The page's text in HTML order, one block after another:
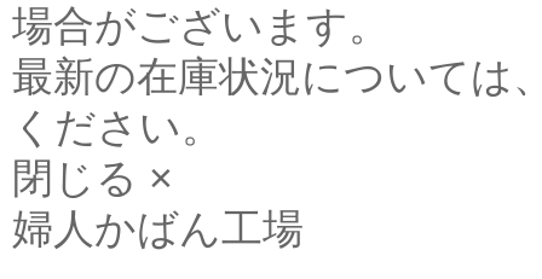
場合がございます。
最新の在庫状況については
ください。
閉じる ×
婦人かばん工場